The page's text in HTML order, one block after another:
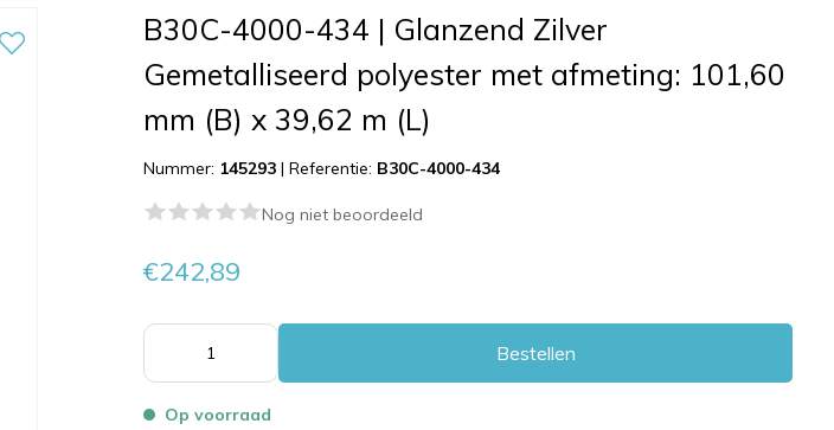
B30C-4000-434 | Glanzend Zilver
Gemetalliseerd polyester met afmeting: 101,60
mm (B) x 39,62 m (L)
Nummer: 145293 |Referentie: B30C-4000-434
Nog niet beoordeeld
€242,89
Bestellen
Op voorraad